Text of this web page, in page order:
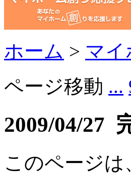
ホーム > マ
ページ移動 ...
2009/04/27
このページ